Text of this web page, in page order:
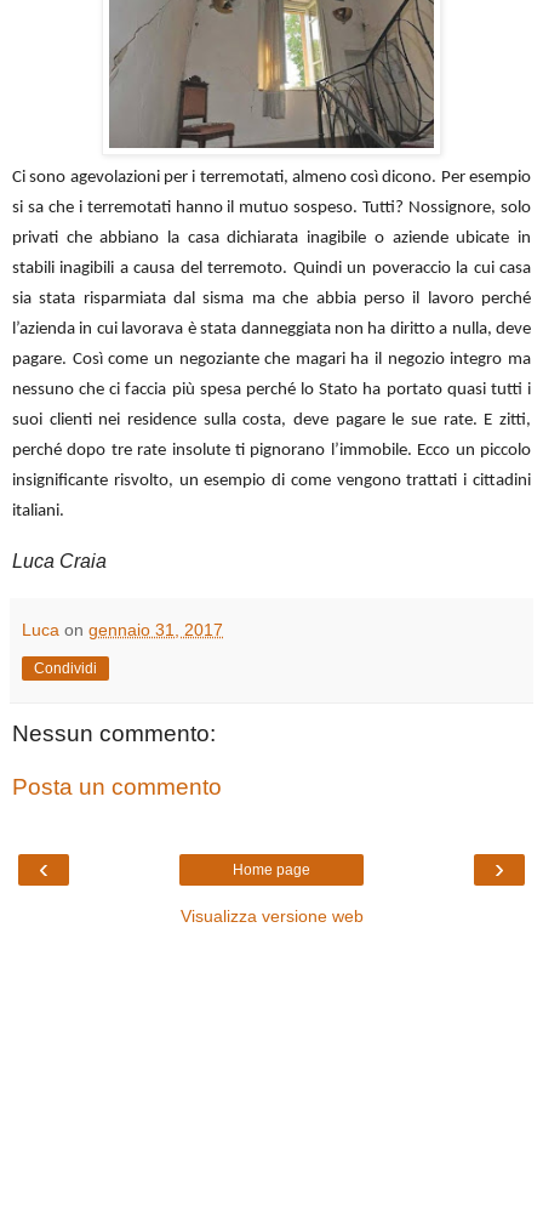
Ci sono agevolazioni per i terremotati, almeno così dicono. Per esempio
si sa che i terremotati hanno il mutuo sospeso. Tutti? Nossignore, solo
privati che abbiano la casa dichiarata inagibile o aziende ubicate in
stabili inagibili a causa del terremoto. Quindi un poveraccio la cui casa
sia stata risparmiata dal sisma ma che abbia perso il lavoro perché
l’azienda in cui lavorava è stata danneggiata non ha diritto a nulla, deve
pagare. Così come un negoziante che magari ha il negozio integro ma
nessuno che ci faccia più spesa perché lo Stato ha portato quasi tutti i
suoi clienti nei residence sulla costa, deve pagare le sue rate. E zitti,
perché dopo tre rate insolute ti pignorano l’immobile. Ecco un piccolo
insignificante risvolto, un esempio di come vengono trattati i cittadini
italiani.
Luca Craia
Luca on gennaio 31, 2017
Condividi
Nessun commento:
Posta un commento
‹ ›
Home page
Visualizza versione web